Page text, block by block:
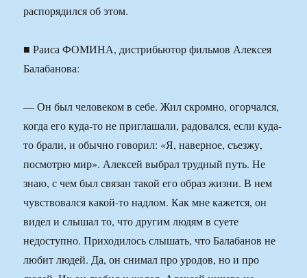
распорядился об этом.
■ Раиса ФОМИНА, дистрибьютор фильмов Алексея
Балабанова:
— Он был человеком в себе. Жил скромно, огорчался,
когда его куда-то не приглашали, радовался, если куда-
то брали, и обычно говорил: «Я, наверное, съезжу,
посмотрю мир». Алексей выбрал трудный путь. Не
знаю, с чем был связан такой его образ жизни. В нем
чувствовался какой-то надлом. Как мне кажется, он
видел и слышал то, что другим людям в суете
недоступно. Приходилось слышать, что Балабанов не
любит людей. Да, он снимал про уродов, но и про